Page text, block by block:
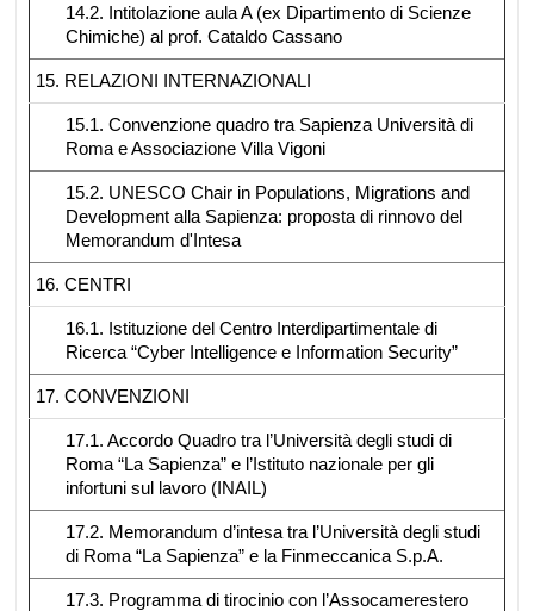
14.2. Intitolazione aula A (ex Dipartimento di Scienze
Chimiche) al prof. Cataldo Cassano
15. RELAZIONI INTERNAZIONALI
15.1. Convenzione quadro tra Sapienza Università di
Roma e Associazione Villa Vigoni
15.2. UNESCO Chair in Populations, Migrations and
Development alla Sapienza: proposta di rinnovo del
Memorandum d'Intesa
16. CENTRI
16.1. Istituzione del Centro Interdipartimentale di
Ricerca “Cyber Intelligence e Information Security”
17. CONVENZIONI
17.1. Accordo Quadro tra l’Università degli studi di
Roma “La Sapienza” e l’Istituto nazionale per gli
infortuni sul lavoro (INAIL)
17.2. Memorandum d’intesa tra l’Università degli studi
di Roma “La Sapienza” e la Finmeccanica S.p.A.
17.3. Programma di tirocinio con l’Assocamerestero